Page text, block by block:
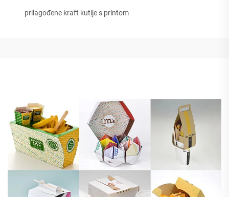
prilagođene kraft kutije s printom